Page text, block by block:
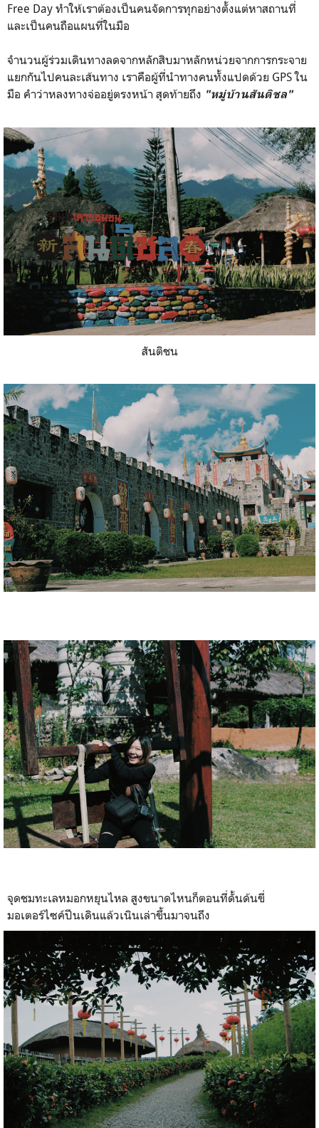
Free Day ทำให้เราต้องเป็นคนจัดการทุกอย่างตั้งแต่หาสถานที่
และเป็นคนถือแผนที่ในมือ
จำนวนผู้ร่วมเดินทางลดจากหลักสิบมาหลักหน่วยจากการกระจาย
แยกกันไปคนละเส้นทาง เราคือผู้ที่นำทางคนทั้งแปดด้วย GPS ใน
มือ คำว่าหลงทางจ่ออยู่ตรงหน้า สุดท้ายถึง "หมู่บ้านสันติชล"
สันติชน
จุดชมทะเลหมอกหยุนไหล สูงขนาดไหนก็ตอนที่ดั้นด้นขี่
มอเตอร์ไซค์ปีนเดินแล้วเนินเล่าขึ้นมาจนถึง